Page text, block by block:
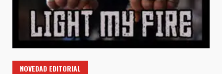
NOVEDAD EDITORIAL